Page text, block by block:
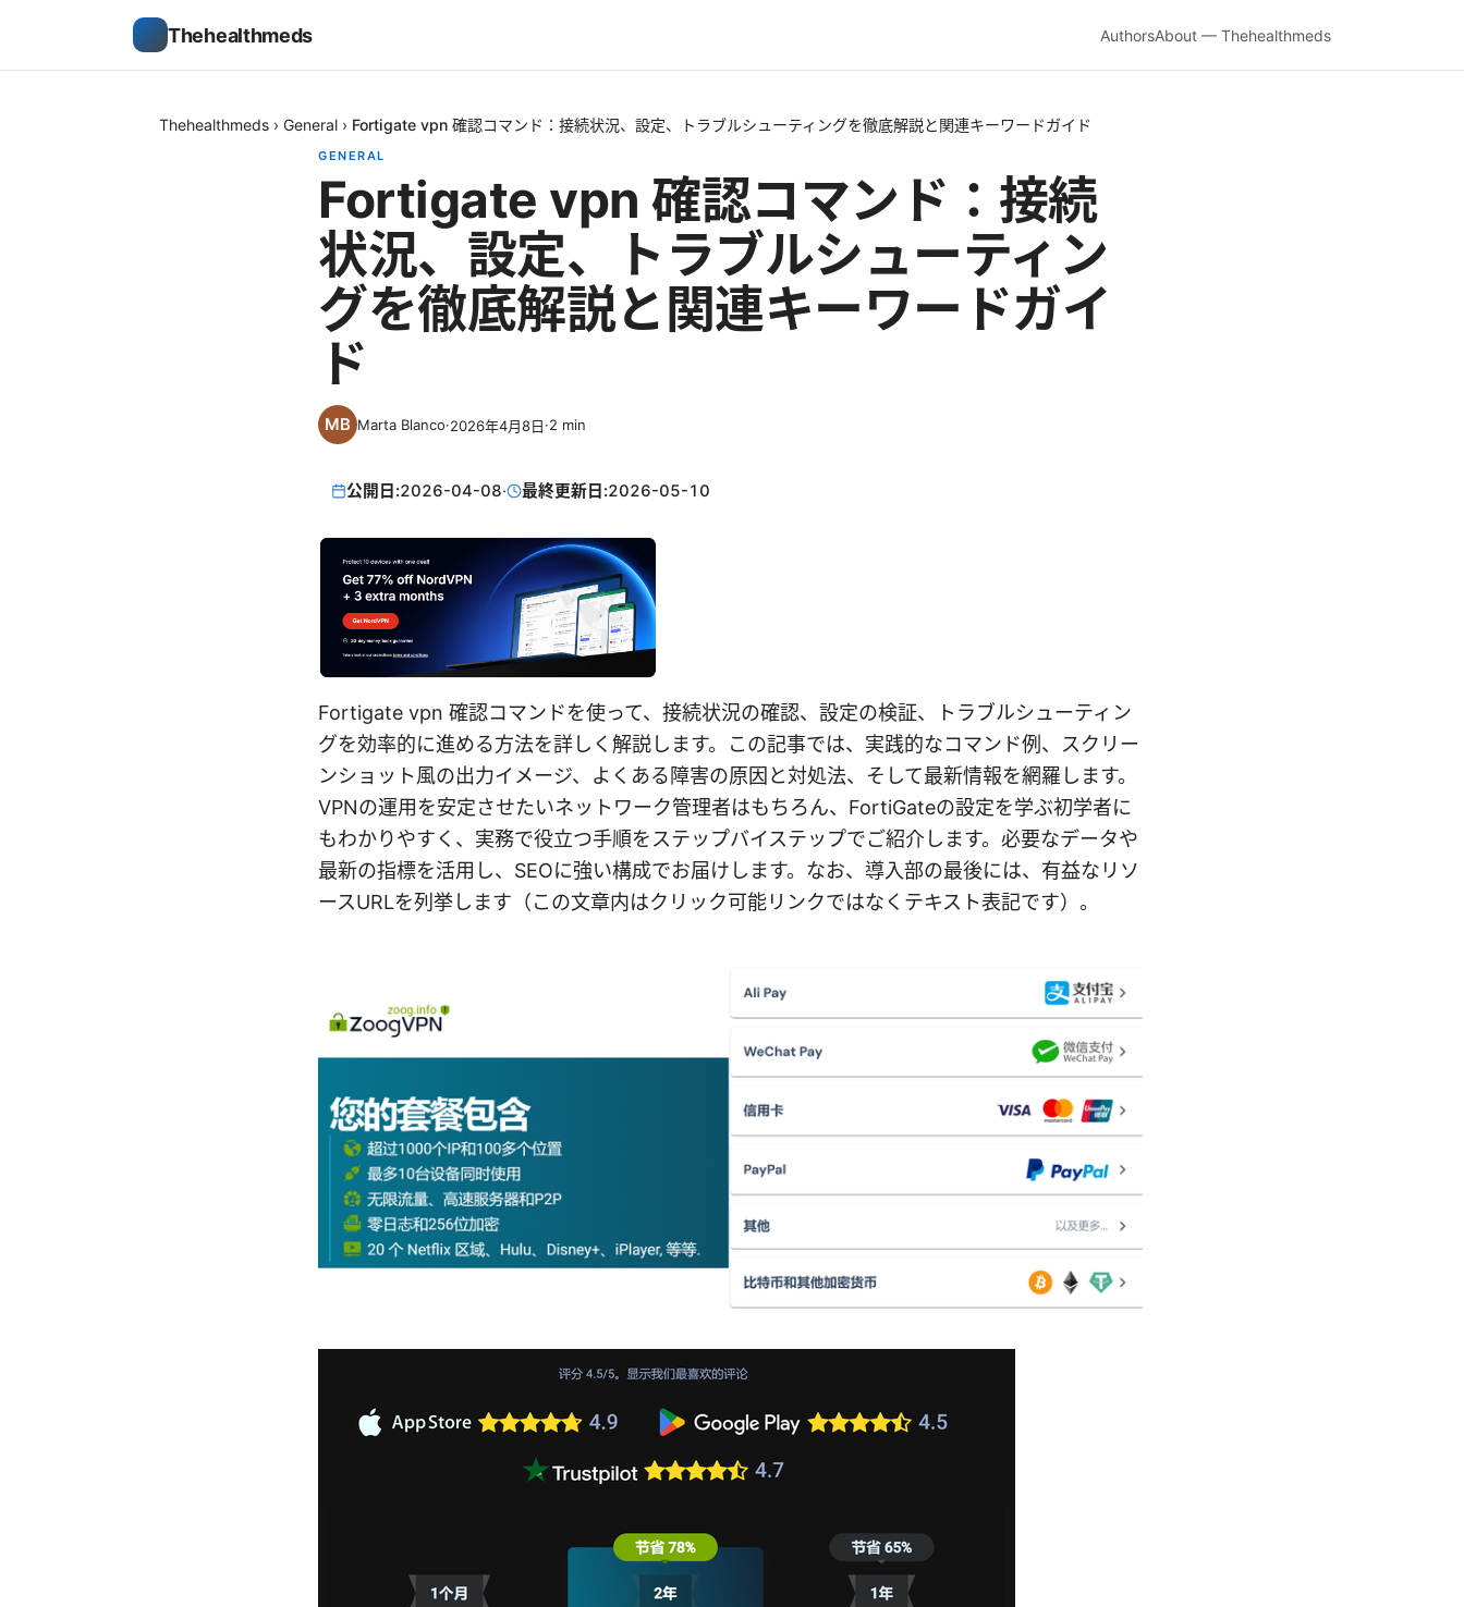
Thehealthmeds AuthorsAbout — Thehealthmeds
Thehealthmeds › General › Fortigate vpn 確認コマンド：接続状況、設定、トラブルシューティングを徹底解説と関連キーワードガイド
GENERAL
Fortigate vpn 確認コマンド：接続
状況、設定、トラブルシューティン
グを徹底解説と関連キーワードガイ
ド
Marta Blanco·2026年4月8日·2 min
公開日:2026-04-08· 最終更新日:2026-05-10
Fortigate vpn 確認コマンドを使って、接続状況の確認、設定の検証、トラブルシューティン
グを効率的に進める方法を詳しく解説します。この記事では、実践的なコマンド例、スクリー
ンショット風の出力イメージ、よくある障害の原因と対処法、そして最新情報を網羅します。
VPNの運用を安定させたいネットワーク管理者はもちろん、FortiGateの設定を学ぶ初学者に
もわかりやすく、実務で役立つ手順をステップバイステップでご紹介します。必要なデータや
最新の指標を活用し、SEOに強い構成でお届けします。なお、導入部の最後には、有益なリソ
ースURLを列挙します（この文章内はクリック可能リンクではなくテキスト表記です）。